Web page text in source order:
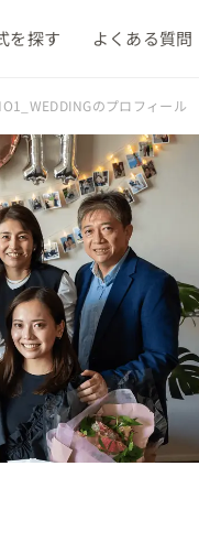
を探す よくある質問
のプロフィール